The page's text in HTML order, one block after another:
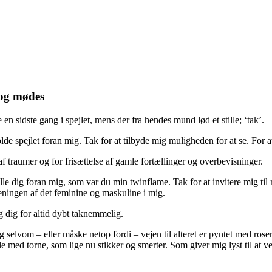
mødes
sidste gang i spejlet, mens der fra hendes mund lød et stille; ‘tak’.
spejlet foran mig. Tak for at tilbyde mig muligheden for at se. For
traumer og for frisættelse af gamle fortællinger og overbevisninger.
dig foran mig, som var du min twinflame. Tak for at invitere mig til
af det feminine og maskuline i mig.
dig for altid dybt taknemmelig.
selvom – eller måske netop fordi – vejen til alteret er pyntet med
med torne, som lige nu stikker og smerter. Som giver mig lyst til at